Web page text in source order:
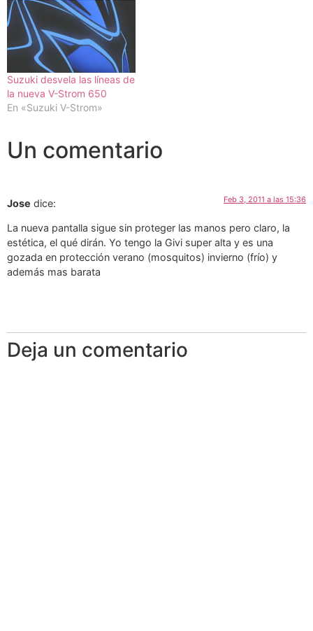
Suzuki desvela las líneas de
la nueva V-Strom 650
En «Suzuki V-Strom»
Un comentario
Jose dice: Feb 3, 2011 a las 15:36
La nueva pantalla sigue sin proteger las manos pero claro, la
estética, el qué dirán. Yo tengo la Givi super alta y es una
gozada en protección verano (mosquitos) invierno (frío) y
además mas barata
Deja un comentario